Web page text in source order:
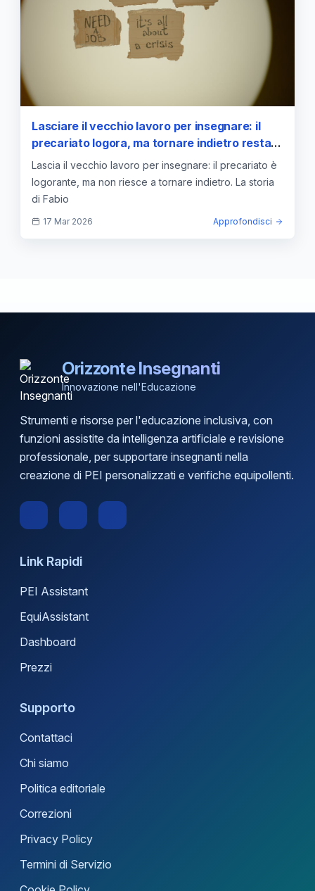
Lasciare il vecchio lavoro per insegnare: il
precariato logora, ma tornare indietro resta
impossibile — la storia di Fabio
Lascia il vecchio lavoro per insegnare: il precariato è
logorante, ma non riesce a tornare indietro. La storia
di Fabio
17 Mar 2026 Approfondisci
Orizzonte Insegnanti
Innovazione nell'Educazione
Strumenti e risorse per l'educazione inclusiva, con
funzioni assistite da intelligenza artificiale e revisione
professionale, per supportare insegnanti nella
creazione di PEI personalizzati e verifiche equipollenti.
Link Rapidi
PEI Assistant
EquiAssistant
Dashboard
Prezzi
Supporto
Contattaci
Chi siamo
Politica editoriale
Correzioni
Privacy Policy
Termini di Servizio